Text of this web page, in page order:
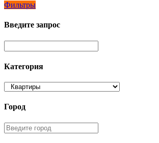
Фильтры
Введите запрос
Категория
Город